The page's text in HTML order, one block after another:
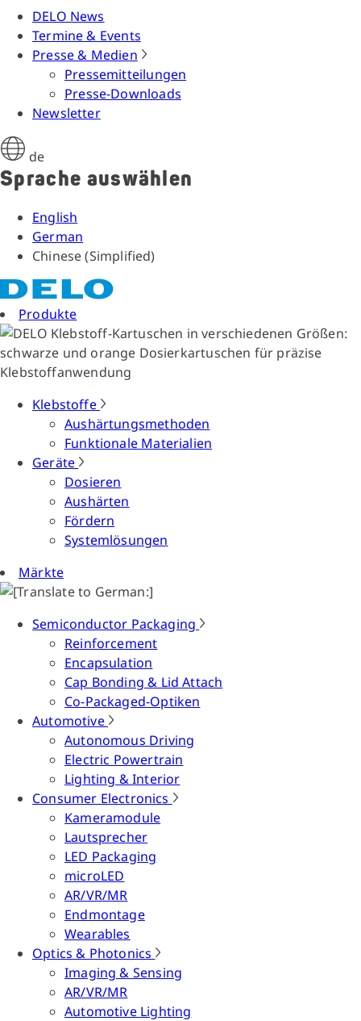
DELO News
Termine & Events
Presse & Medien
Pressemitteilungen
Presse-Downloads
Newsletter
de
Sprache auswählen
English
German
Chinese (Simplified)
Produkte
Klebstoffe
Aushärtungsmethoden
Funktionale Materialien
Geräte
Dosieren
Aushärten
Fördern
Systemlösungen
Märkte
Semiconductor Packaging
Reinforcement
Encapsulation
Cap Bonding & Lid Attach
Co-Packaged-Optiken
Automotive
Autonomous Driving
Electric Powertrain
Lighting & Interior
Consumer Electronics
Kameramodule
Lautsprecher
LED Packaging
microLED
AR/VR/MR
Endmontage
Wearables
Optics & Photonics
Imaging & Sensing
AR/VR/MR
Automotive Lighting